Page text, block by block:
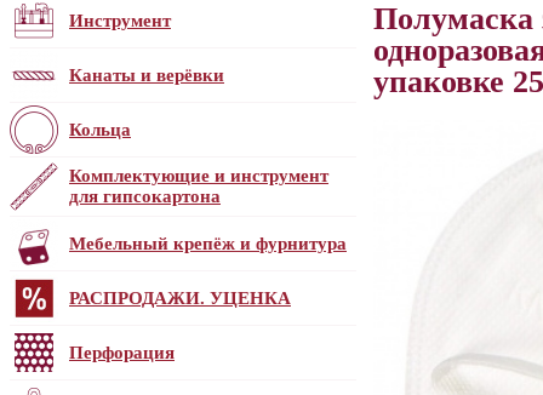
Инструмент
Канаты и верёвки
Кольца
Комплектующие и инструмент
для гипсокартона
Мебельный крепёж и фурнитура
РАСПРОДАЖИ. УЦЕНКА
Перфорация
Полумаска
упаковке